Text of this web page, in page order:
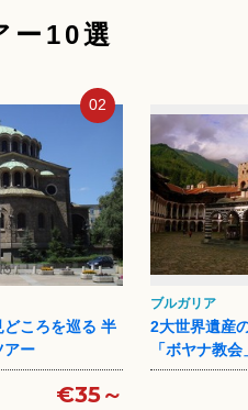
ー10選
02
ころを巡る 半
アー
€35～
ブルガリア
2大世界遺産
「ボヤナ教